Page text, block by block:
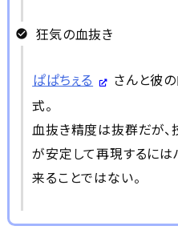
狂気の血抜き
ぱぱちぇる
さんと彼
式。
血抜き精度は抜群だが、
が安定して再現するには
来ることではない。